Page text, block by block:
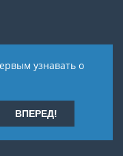
узнавать о